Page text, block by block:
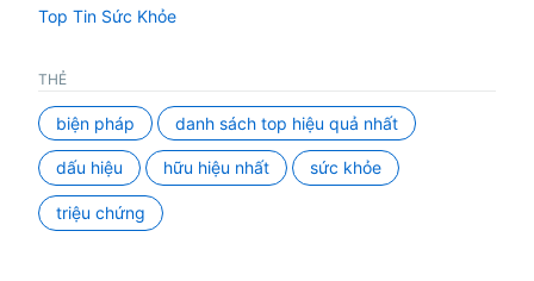
Top Tin Sức Khỏe
THẺ
biện pháp danh sách top hiệu quả nhất
dấu hiệu hữu hiệu nhất sức khỏe
triệu chứng